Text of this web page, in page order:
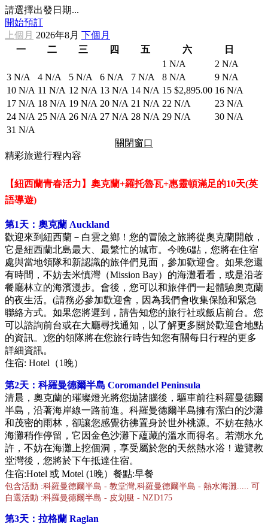
請選擇出發日期...
開始預訂
上個月 2026年8月 下個月
一
二 三 四 五 六
日
1 N/A 2 N/A
3 N/A 4 N/A 5 N/A 6 N/A 7 N/A 8 N/A 9 N/A
10 N/A 11 N/A 12 N/A 13 N/A 14 N/A 15 $2,895.00 16 N/A
17 N/A 18 N/A 19 N/A 20 N/A 21 N/A 22 N/A 23 N/A
24 N/A 25 N/A 26 N/A 27 N/A 28 N/A 29 N/A 30 N/A
31 N/A
關閉窗口
精彩旅遊行程內容
【紐西蘭青春活力】奧克蘭+羅托魯瓦+惠靈頓滿足的10天(英
語導遊)
第1天：奧克蘭 Auckland
歡迎來到紐西蘭－白雲之鄉！您的冒險之旅將從奧克蘭開啟，
它是紐西蘭北島最大、最繁忙的城市。今晚6點，您將在住宿
處與當地領隊和新認識的旅伴們見面，參加歡迎會。如果您還
有時間，不妨去米慎灣（Mission Bay）的海灘看看，或是沿著
餐廳林立的海濱漫步。會後，您可以和旅伴們一起體驗奧克蘭
的夜生活。(請務必參加歡迎會，因為我們會收集保險和緊急
聯絡方式。如果您將遲到，請告知您的旅行社或飯店前台。您
可以諮詢前台或在大廳尋找通知，以了解更多關於歡迎會地點
的資訊。)您的領隊將在您旅行時告知您有關每日行程的更多
詳細資訊。
住宿: Hotel（1晚）
第2天：科羅曼德爾半島 Coromandel Peninsula
清晨，奧克蘭的璀璨燈光將您拋諸腦後，驅車前往科羅曼德爾
半島，沿著海岸線一路前進。科羅曼德爾半島擁有潔白的沙灘
和茂密的雨林，卻讓您感覺彷彿置身於世外桃源。不妨在熱水
海灘稍作停留，它因金色沙灘下蘊藏的溫水而得名。若潮水允
許，不妨在海灘上挖個洞，享受屬於您的天然熱水浴！遊覽教
堂灣後，您將於下午抵達住宿。
住宿:Hotel 或 Motel (1晚）餐點:早餐
包含活動 :科羅曼德爾半島 - 教堂灣,科羅曼德爾半島 - 熱水海灘..... 可
自選活動 :科羅曼德爾半島 - 皮划艇 - NZD175
第3天：拉格蘭 Raglan